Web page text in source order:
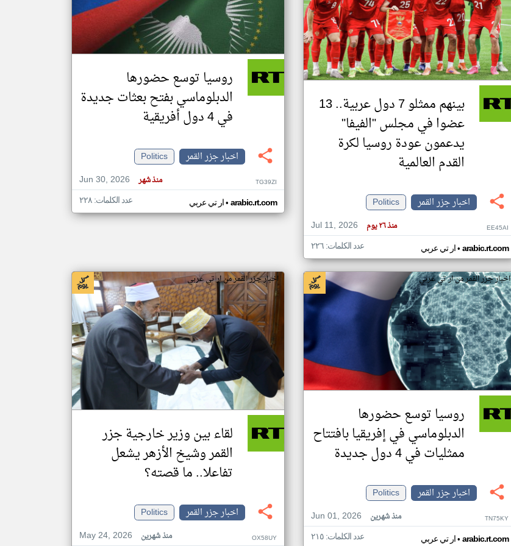
تغيير الدولة
اخبار جزر القمر على مدار الساعة
أهم اخبار جزر القمر العاجلة والمباشرة
بينهم ممثلو 7 دول عربية.. 13
عضوا في مجلس "الفيفا"
يدعمون عودة روسيا لكرة
القدم العالمية
اخبار جزر القمر
Politics
Jul 11, 2026
منذ ٢٦ يوم EE45AI
ار تي عربي• arabic.rt.com عدد الكلمات: ٢٢٦
روسيا توسع حضورها
الدبلوماسي بفتح بعثات جديدة
في 4 دول أفريقية
اخبار جزر القمر
Politics
Jun 30, 2026
منذ شهر TG39ZI
ار تي عربي• arabic.rt.com عدد الكلمات: ٢٢٨
اخبار جزر القمر من ار تي عربي
روسيا توسع حضورها
الدبلوماسي في إفريقيا بافتتاح
ممثليات في 4 دول جديدة
اخبار جزر القمر
Politics
Jun 01, 2026
منذ شهرين TN75KY
ار تي عربي• arabic.rt.com عدد الكلمات: ٢١٥
اخبار جزر القمر من ار تي عربي
لقاء بين وزير خارجية جزر
القمر وشيخ الأزهر يشعل
تفاعلا.. ما قصته؟
اخبار جزر القمر
Politics
May 24, 2026
منذ شهرين OX58UY
klyoum.com